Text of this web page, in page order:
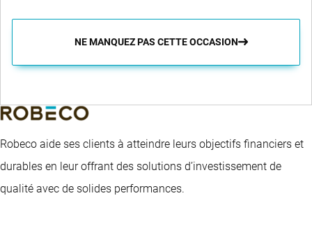
NE MANQUEZ PAS CETTE OCCASION
Robeco aide ses clients à atteindre leurs objectifs financiers et
durables en leur offrant des solutions d’investissement de
qualité avec de solides performances.